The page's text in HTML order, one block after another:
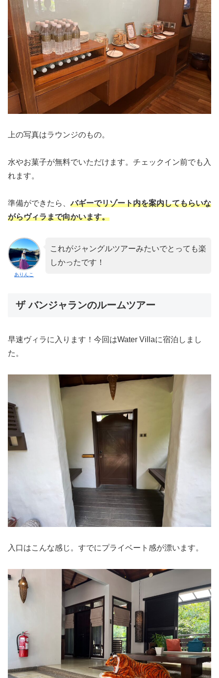
上の写真はラウンジのもの。
水やお菓子が無料でいただけます。チェックイン前でも入
れます。
準備ができたら、バギーでリゾート内を案内してもらいな
がらヴィラまで向かいます。
ありんこ
これがジャングルツアーみたいでとっても楽
しかったです！
ザ バンジャランのルームツアー
早速ヴィラに入ります！今回はWater Villaに宿泊しまし
た。
入口はこんな感じ。すでにプライベート感が漂います。